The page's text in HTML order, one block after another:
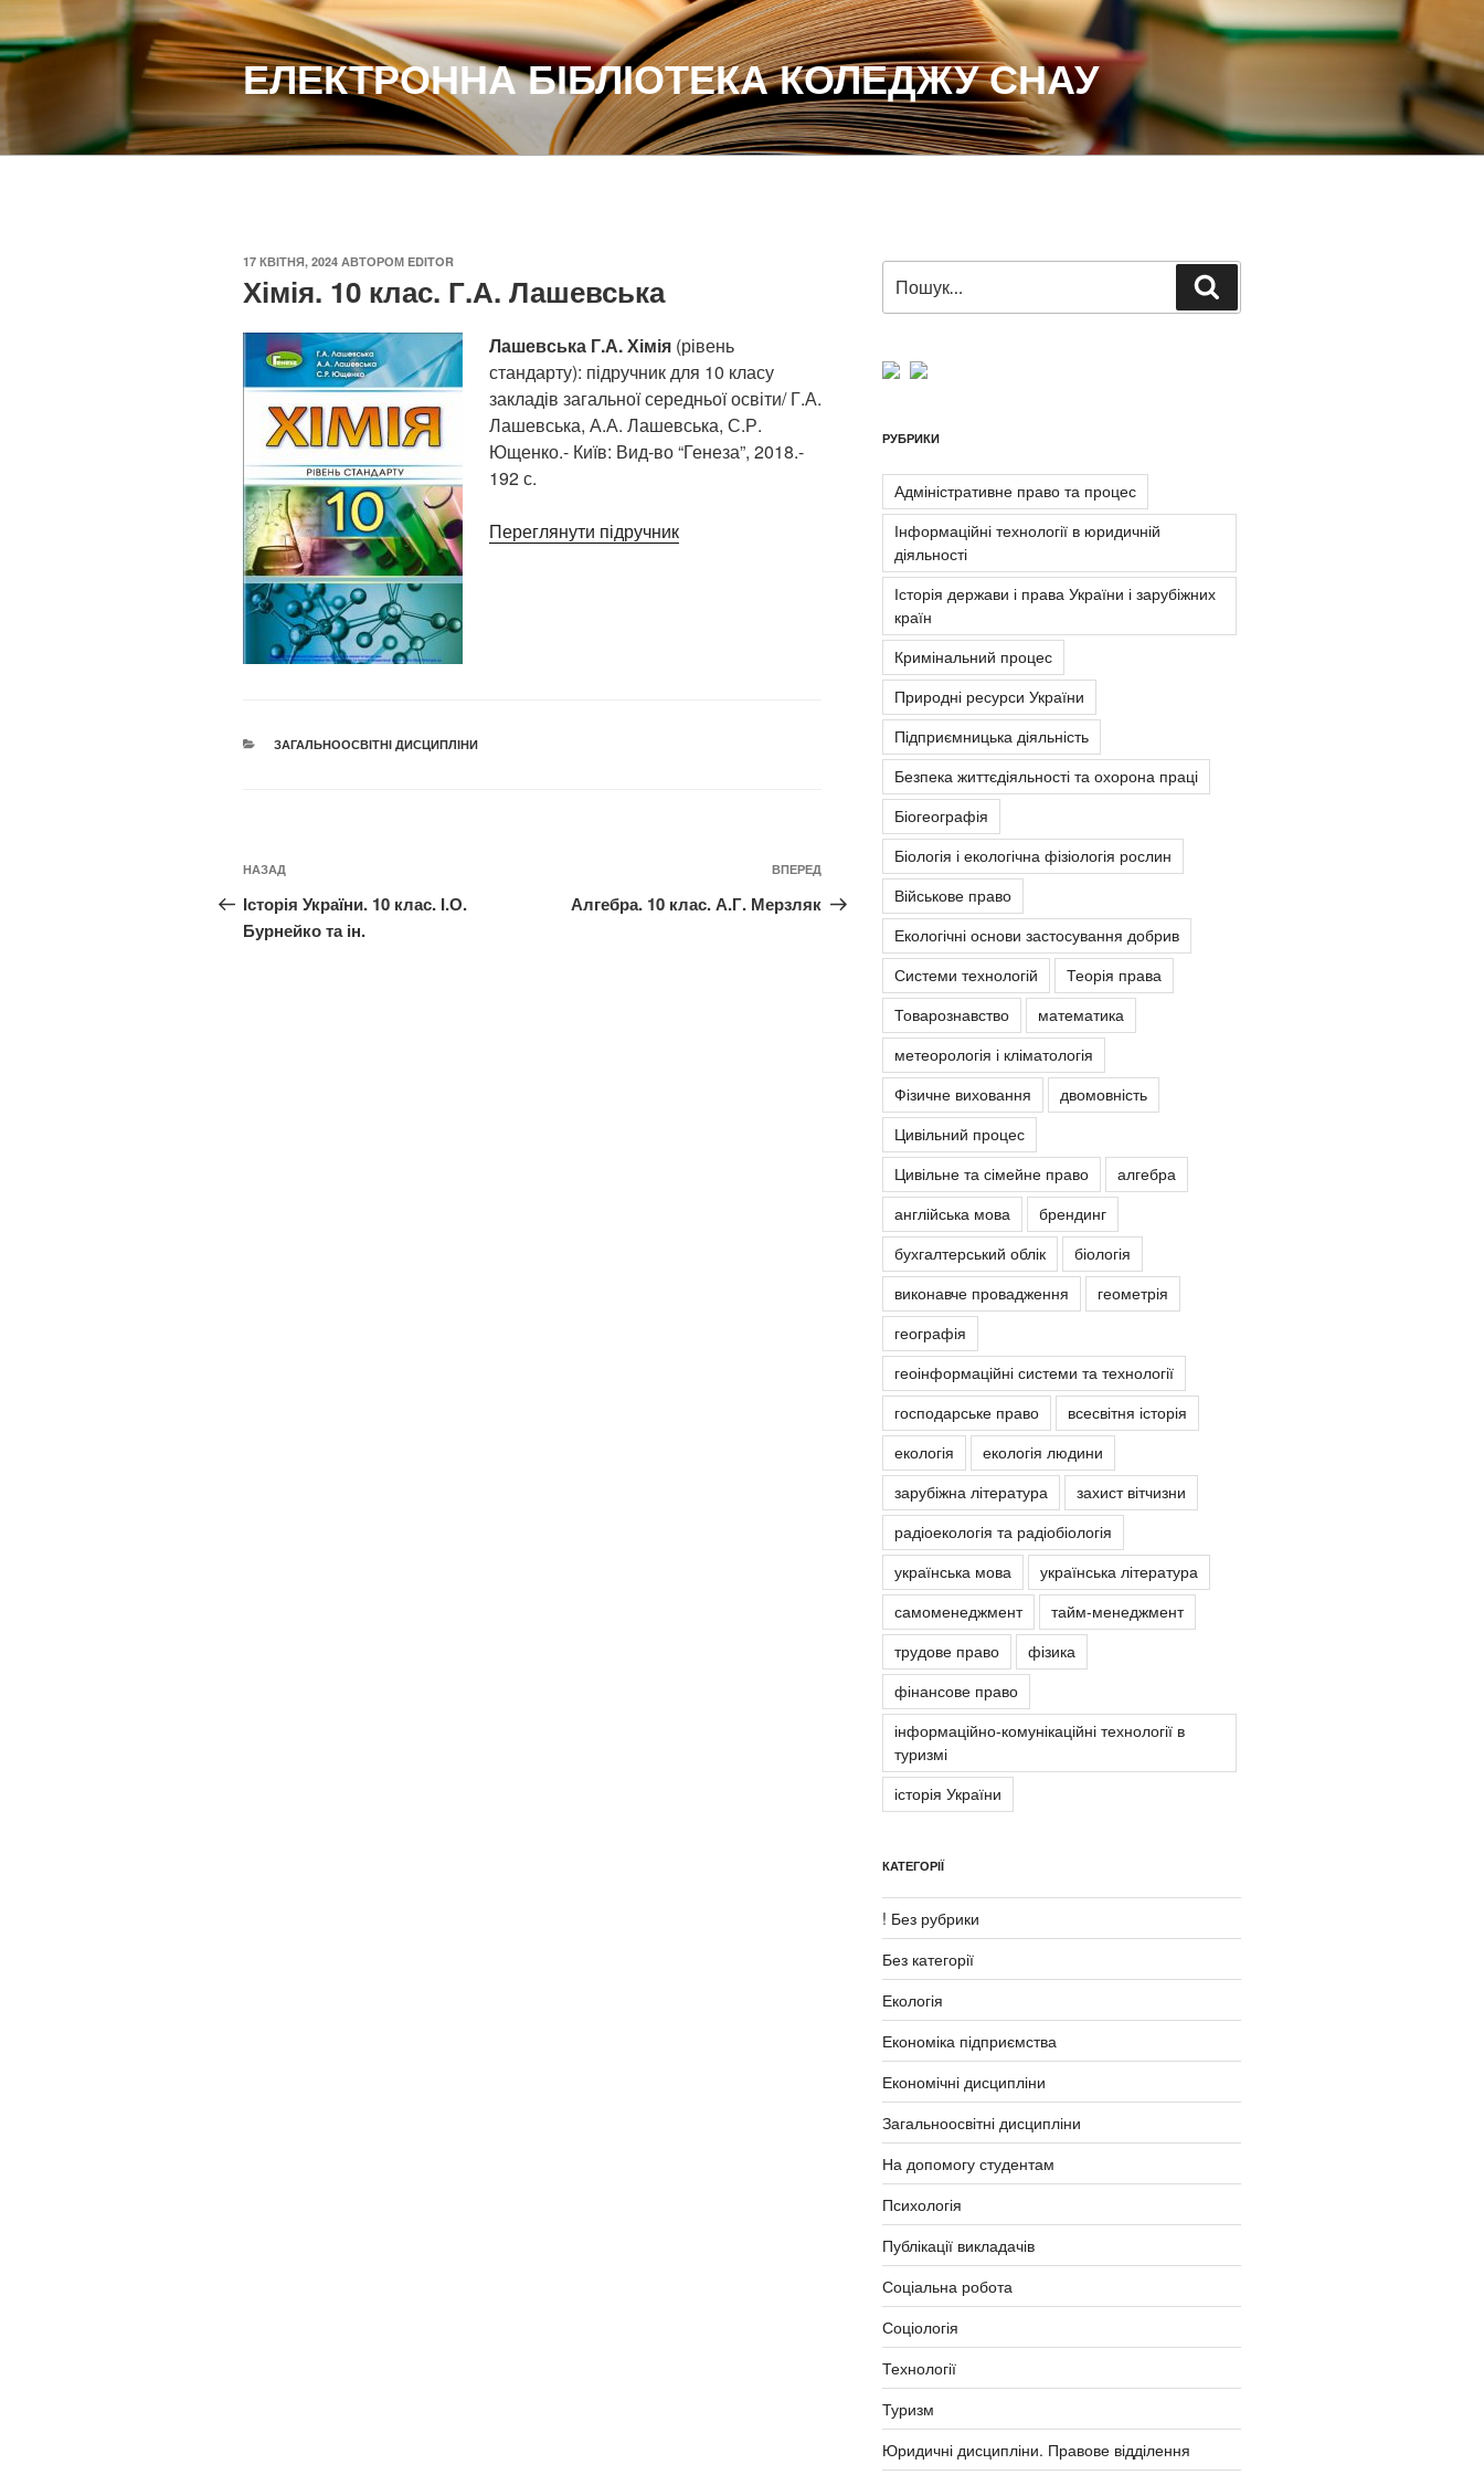
Перейти
до
вмісту
ЕЛЕКТРОННА БІБЛІОТЕКА КОЛЕДЖУ СНАУ
ОПУБЛІКОВАНО
17 КВІТНЯ, 2024 АВТОРОМ EDITOR
Хімія. 10 клас. Г.А. Лашевська
Лашевська Г.А. Хімія (рівень
стандарту): підручник для 10 класу
закладів загальної середньої освіти/ Г.А.
Лашевська, А.А. Лашевська, С.Р.
Ющенко.- Київ: Вид-во “Генеза”, 2018.-
192 с.
Переглянути підручник
КАТЕГОРІЇ
ЗАГАЛЬНООСВІТНІ ДИСЦИПЛІНИ
Навігація
записів
Попередній
запис:
НАЗАД
Історія України. 10 клас. І.О.
Бурнейко та ін.
Наступний
запис
ВПЕРЕД
Алгебра. 10 клас. А.Г. Мерзляк
за
запитом:
РУБРИКИ
Адміністративне право та процес
Інформаційні технології в юридичній
діяльності
Історія держави і права України і зарубіжних
країн
Кримінальний процес
Природні ресурси України
Підприємницька діяльність
Безпека життєдіяльності та охорона праці
Біогеографія
Біологія і екологічна фізіологія рослин
Військове право
Екологічні основи застосування добрив
Системи технологій
Теорія права
Товарознавство
математика
метеорологія і кліматологія
Фізичне виховання
двомовність
Цивільний процес
Цивільне та сімейне право
алгебра
англійська мова
брендинг
бухгалтерський облік
біологія
виконавче провадження
геометрія
географія
геоінформаційні системи та технології
господарське право
всесвітня історія
екологія
екологія людини
зарубіжна література
захист вітчизни
радіоекологія та радіобіологія
українська мова
українська література
самоменеджмент
тайм-менеджмент
трудове право
фізика
фінансове право
інформаційно-комунікаційні технології в
туризмі
історія України
КАТЕГОРІЇ
! Без рубрики
Без категорії
Екологія
Економіка підприємства
Економічні дисципліни
Загальноосвітні дисципліни
На допомогу студентам
Психологія
Публікації викладачів
Соціальна робота
Соціологія
Технології
Туризм
Юридичні дисципліни. Правове відділення